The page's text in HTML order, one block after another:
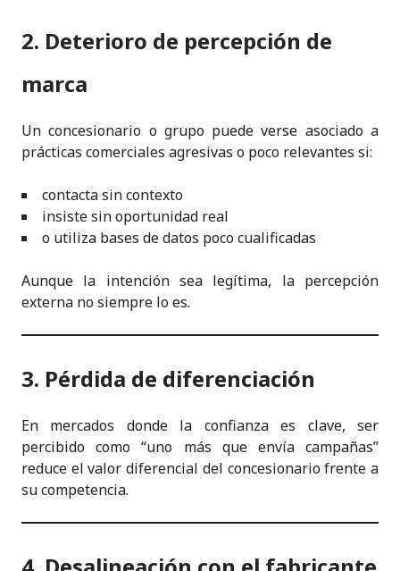
2. Deterioro de percepción de
marca
Un concesionario o grupo puede verse asociado a
prácticas comerciales agresivas o poco relevantes si:
contacta sin contexto
insiste sin oportunidad real
o utiliza bases de datos poco cualificadas
Aunque la intención sea legítima, la percepción
externa no siempre lo es.
3. Pérdida de diferenciación
En mercados donde la confianza es clave, ser
percibido como “uno más que envía campañas”
reduce el valor diferencial del concesionario frente a
su competencia.